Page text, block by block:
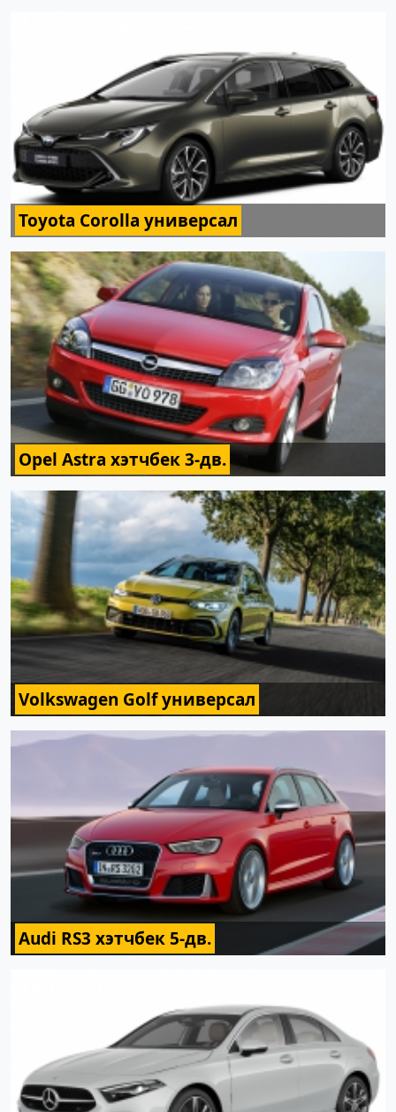
Toyota Corolla универсал
Opel Astra хэтчбек 3-дв.
Volkswagen Golf универсал
Audi RS3 хэтчбек 5-дв.